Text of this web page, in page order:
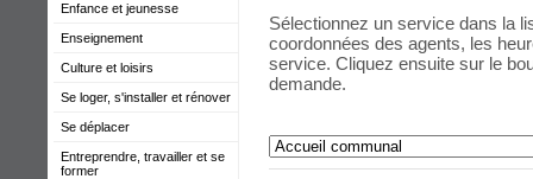
Enfance et jeunesse
Enseignement
Culture et loisirs
Se loger, s'installer et rénover
Se déplacer
Entreprendre, travailler et se
former
Sélectionnez un service dans la
coordonnées des agents, les
service. Cliquez ensuite sur le
demande.